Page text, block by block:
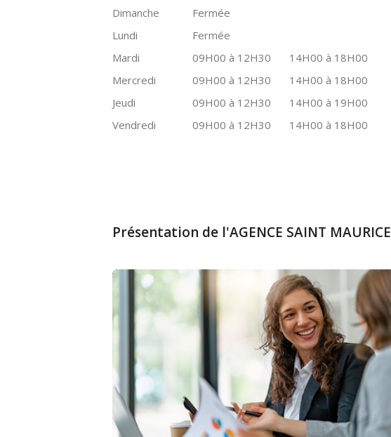
Dimanche
Fermée
Lundi
Fermée
Mardi
09H00 à 12H30
14H00 à 18H00
Mercredi
09H00 à 12H30
14H00 à 18H00
Jeudi
09H00 à 12H30
14H00 à 19H00
Vendredi
09H00 à 12H30 14H00 à 18H00
Présentation de l'AGENCE SAINT MAURICE